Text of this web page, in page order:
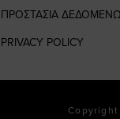
ΠΡΟΣΤΑΣΙΑ
PRIVACY POLICY